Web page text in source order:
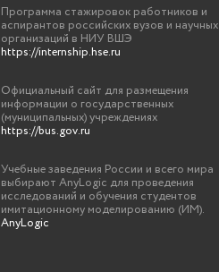
Программа стажировок работников и
аспирантов российских вузов и научных
организаций в НИУ ВШЭ
https://internship.hse.ru
Официальный сайт для размещения
информации о государственных
(муниципальных) учреждениях
https://bus.gov.ru
Учебные заведения России и всего мира
выбирают AnyLogic для проведения
исследований и обучения студентов
имитационному моделированию (ИМ).
AnyLogic